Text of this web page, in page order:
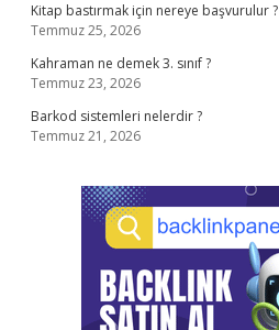
Kitap bastırmak için nereye başvurulur ?
Temmuz 25, 2026
Kahraman ne demek 3. sınıf ?
Temmuz 23, 2026
Barkod sistemleri nelerdir ?
Temmuz 21, 2026